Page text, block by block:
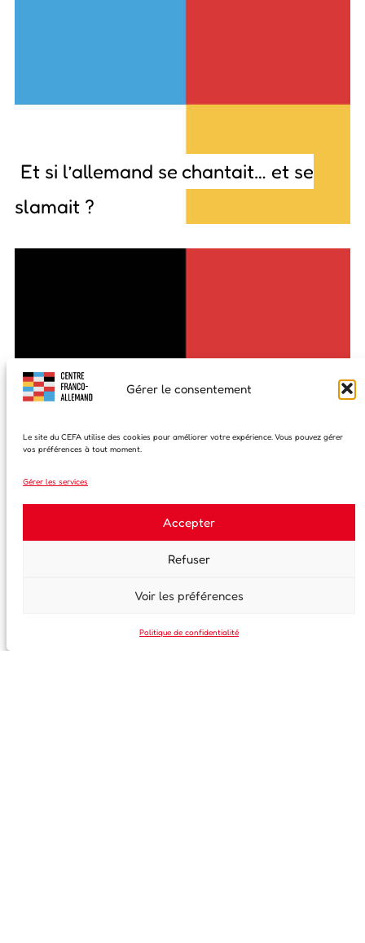
Gérer le consentement
Le site du CEFA utilise des cookies pour améliorer votre expérience. Vous pouvez gérer
vos préférences à tout moment.
Gérer les services
Accepter
Refuser
Voir les préférences
Politique de confidentialité
Et si l’allemand se chantait… et se
slamait ?